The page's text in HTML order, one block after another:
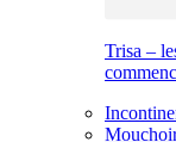
Trisa –